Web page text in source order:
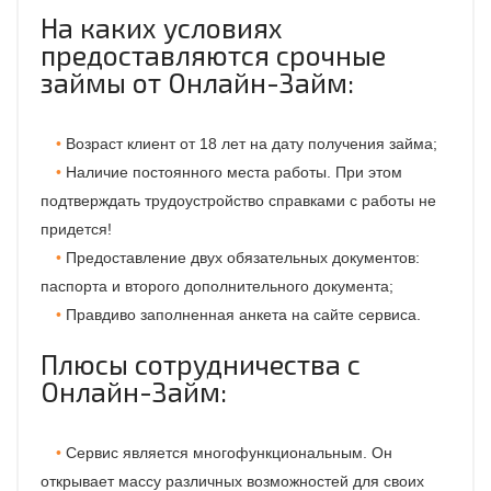
На каких условиях
предоставляются срочные
займы от Онлайн-Займ:
Возраст клиент от 18 лет на дату получения займа;
Наличие постоянного места работы. При этом
подтверждать трудоустройство справками с работы не
придется!
Предоставление двух обязательных документов:
паспорта и второго дополнительного документа;
Правдиво заполненная анкета на сайте сервиса.
Плюсы сотрудничества с
Онлайн-Займ:
Сервис является многофункциональным. Он
открывает массу различных возможностей для своих